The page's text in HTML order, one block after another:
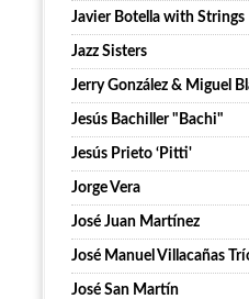
Javier Botella with Strings
Jazz Sisters
Jerry González & Miguel
Jesús Bachiller "Bachi"
Jesús Prieto ‘Pitti'
Jorge Vera
José Juan Martínez
José Manuel Villacañas
José San Martín